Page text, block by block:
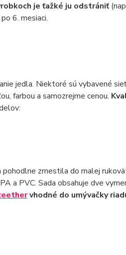
je ťažké ju odstrániť
6. mesiaci.
jedla. Niektoré sú vybavené
farbou a samozrejme cenou.
zmestila do malej
a PVC. Sada obsahuje dve
vhodné do umývačky